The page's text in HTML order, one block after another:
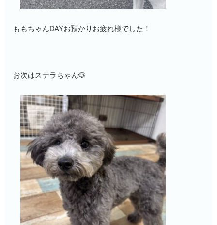
ももちゃんDAYお預かりお疲れ様でした！
お次はステラちゃん🐶